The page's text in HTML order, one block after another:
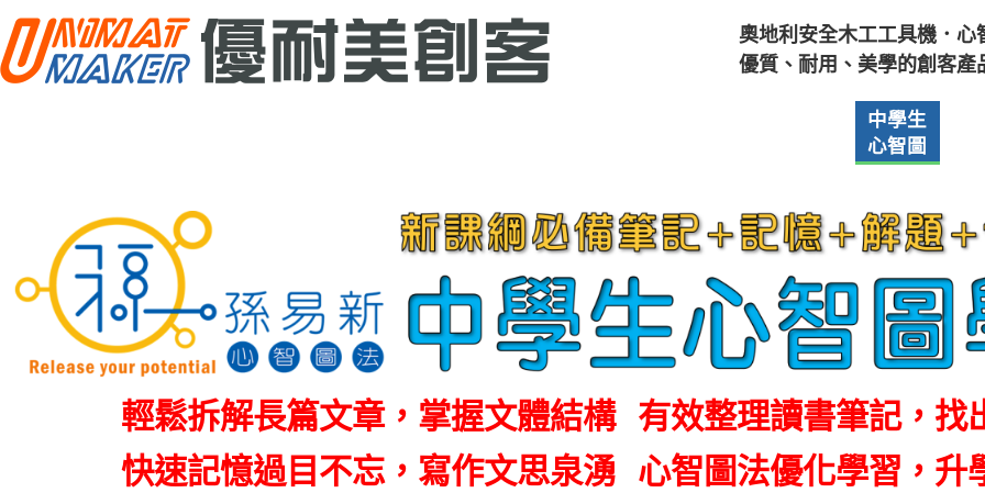
奧地利安全木工工具機．
優質、耐用、美學的創客
中學生
心智圖
輕鬆拆解長篇文章，掌握文體結構
有效整理讀書筆記，找
快速記憶過目不忘，寫作文思泉湧
心智圖法優化學習，升